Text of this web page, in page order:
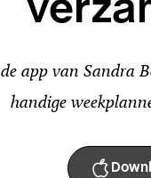
app van Sandra
handige